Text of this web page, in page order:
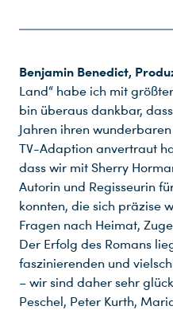
Benjamin Benedict,
Land“ habe ich mit
bin überaus dankbar,
Jahren ihren
TV-Adaption anvertraut
dass wir mit Sherry
Autorin und Regisseurin
konnten, die sich präzise
Fragen nach Heimat,
Der Erfolg des Romans
faszinierenden und
– wir sind daher sehr
Peschel, Peter Kurth,